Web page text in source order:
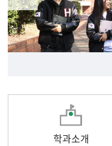
학과소개